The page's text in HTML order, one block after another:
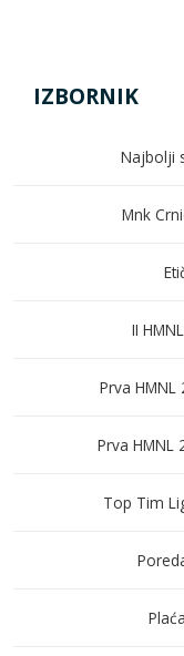
IZBORNIK
Najbolji
Mnk
II
Prva
Prva HMNL
Top Tim